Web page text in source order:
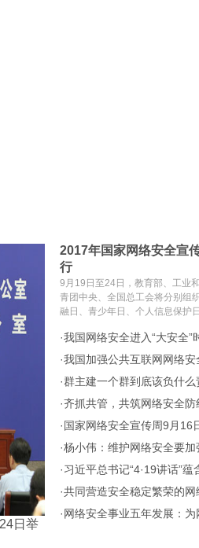
日举
2017年国家网络安全宣
行
9月19日至24日，教育部、工业
青团中央、全国总工会将分别组
融日、青少年日、个人信息保护
·我国网络安全进入“大安全”
·我国加强公共互联网网络
·群主建一个群到底该负什么
·齐抓共管，共筑网络安全防
· 国家网络安全宣传周9月16
·杨小伟：维护网络安全要
·习近平总书记“4·19讲话”
·共同营造安全稳定繁荣的网
· 网络安全事业五年发展：